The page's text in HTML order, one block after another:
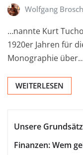
Wolfgang
…nannte Kurt
1920er Jahren für
Monographie
WEITERLESEN
Unsere
Finanzen: Wem